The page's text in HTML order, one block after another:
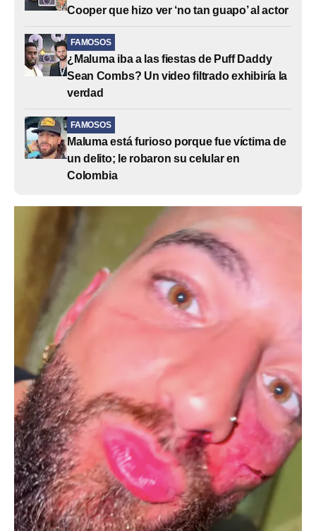
Cooper que hizo ver ‘no tan guapo’ al actor
FAMOSOS
¿Maluma iba a las fiestas de Puff Daddy
Sean Combs? Un video filtrado exhibiría la
verdad
FAMOSOS
Maluma está furioso porque fue víctima de
un delito; le robaron su celular en
Colombia